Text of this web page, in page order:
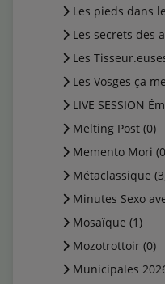
Les pieds dans le
Les secrets des
Les
Les Vosges ça
LIVE SESSION
Melting Post (0)
Memento Mori
Métaclassique
Minutes Sexo
Mosaïque (1)
Mozotrottoir (0)
Municipales